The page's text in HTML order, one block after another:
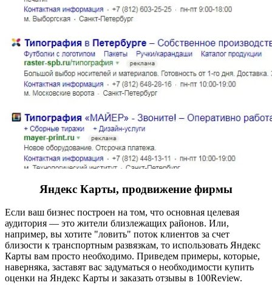
Яндекс Карты, продвижение фирмы
Если ваш бизнес построен на том, что основная целевая
аудитория — это жители близлежащих районов. Или,
например, вы хотите "ловить" поток клиентов за счет
близости к транспортным развязкам, то использовать Яндекс
Карты вам просто необходимо. Приведем примеры, которые,
наверняка, заставят вас задуматься о необходимости купить
оценки на Яндекс Карты и заказать отзывы в 100Review.